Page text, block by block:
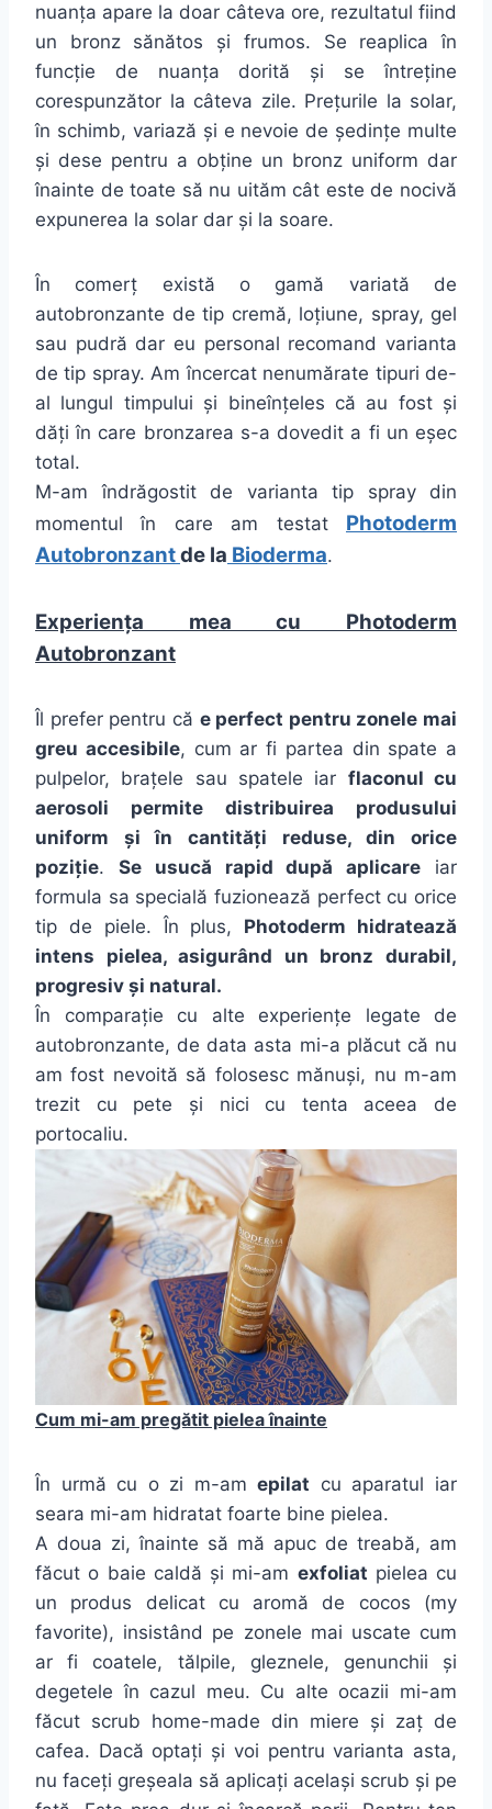
nuanța apare la doar câteva ore, rezultatul fiind
un bronz sănătos și frumos. Se reaplica în
funcție de nuanța dorită și se întreține
corespunzător la câteva zile. Prețurile la solar,
în schimb, variază și e nevoie de ședințe multe
și dese pentru a obține un bronz uniform dar
înainte de toate să nu uităm cât este de nocivă
expunerea la solar dar și la soare.
În comerț există o gamă variată de
autobronzante de tip cremă, loțiune, spray, gel
sau pudră dar eu personal recomand varianta
de tip spray. Am încercat nenumărate tipuri de-
al lungul timpului și bineînțeles că au fost și
dăți în care bronzarea s-a dovedit a fi un eșec
total.
M-am îndrăgostit de varianta tip spray din
momentul în care am testat Photoderm
Autobronzantde la Bioderma.
Experiența mea cu Photoderm
Autobronzant
Îl prefer pentru că e perfect pentru zonele mai
greu accesibile, cum ar fi partea din spate a
pulpelor, brațele sau spatele iar flaconul cu
aerosoli permite distribuirea produsului
uniform și în cantități reduse, din orice
poziție. Se usucă rapid după aplicare iar
formula sa specială fuzionează perfect cu orice
tip de piele. În plus, Photoderm hidratează
intens pielea, asigurând un bronz durabil,
progresiv și natural.
În comparație cu alte experiențe legate de
autobronzante, de data asta mi-a plăcut că nu
am fost nevoită să folosesc mănuși, nu m-am
trezit cu pete și nici cu tenta aceea de
portocaliu.
Cum mi-am pregătit pielea înainte
În urmă cu o zi m-amepilat cu aparatul iar
seara mi-am hidratat foarte bine pielea.
A doua zi, înainte să mă apuc de treabă, am
făcut o baie caldă și mi-am exfoliat pielea cu
un produs delicat cu aromă de cocos (my
favorite), insistând pe zonele mai uscate cum
ar fi coatele, tălpile, gleznele, genunchii și
degetele în cazul meu. Cu alte ocazii mi-am
făcut scrub home-made din miere și zaț de
cafea. Dacă optați și voi pentru varianta asta,
nu faceți greșeala să aplicați același scrub și pe